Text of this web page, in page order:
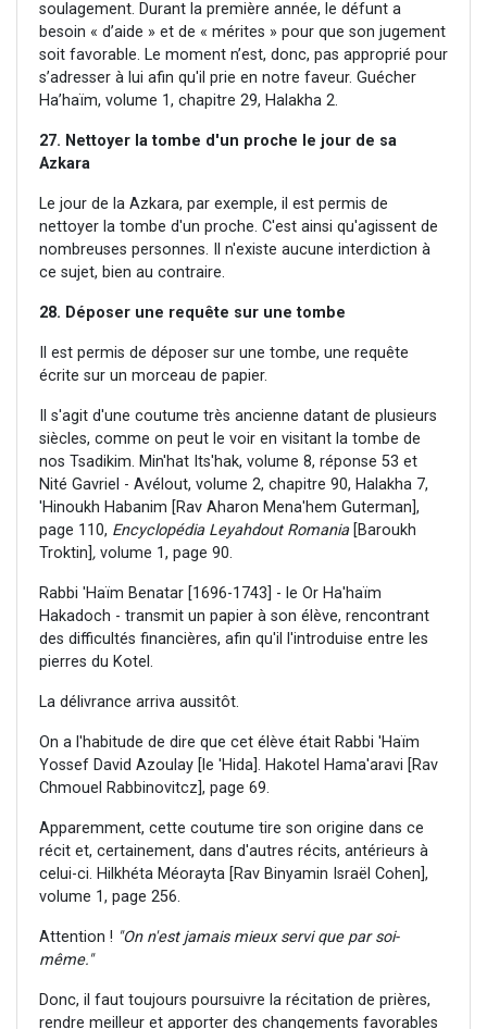
soulagement. Durant la première année, le défunt a
besoin « d’aide » et de « mérites » pour que son jugement
soit favorable. Le moment n’est, donc, pas approprié pour
s’adresser à lui afin qu'il prie en notre faveur. Guécher
Ha’haïm, volume 1, chapitre 29, Halakha 2.
27. Nettoyer la tombe d'un proche le jour de sa
Azkara
Le jour de la Azkara, par exemple, il est permis de
nettoyer la tombe d'un proche. C'est ainsi qu'agissent de
nombreuses personnes. Il n'existe aucune interdiction à
ce sujet, bien au contraire.
28. Déposer une requête sur une tombe
Il est permis de déposer sur une tombe, une requête
écrite sur un morceau de papier.
Il s'agit d'une coutume très ancienne datant de plusieurs
siècles, comme on peut le voir en visitant la tombe de
nos Tsadikim. Min'hat Its'hak, volume 8, réponse 53 et
Nité Gavriel - Avélout, volume 2, chapitre 90, Halakha 7,
'Hinoukh Habanim [Rav Aharon Mena'hem Guterman],
page 110, Encyclopédia Leyahdout Romania[Baroukh
Troktin] , volume 1, page 90.
Rabbi 'Haïm Benatar [1696-1743] - le Or Ha'haïm
Hakadoch - transmit un papier à son élève, rencontrant
des difficultés financières, afin qu'il l'introduise entre les
pierres du Kotel.
La délivrance arriva aussitôt.
On a l'habitude de dire que cet élève était Rabbi 'Haïm
Yossef David Azoulay [le 'Hida]. Hakotel Hama'aravi [Rav
Chmouel Rabbinovitcz], page 69.
Apparemment, cette coutume tire son origine dans ce
récit et, certainement, dans d'autres récits, antérieurs à
celui-ci. Hilkhéta Méorayta [Rav Binyamin Israël Cohen],
volume 1, page 256.
Attention ! "On n'est jamais mieux servi que par soi-
même."
Donc, il faut toujours poursuivre la récitation de prières,
rendre meilleur et apporter des changements favorables